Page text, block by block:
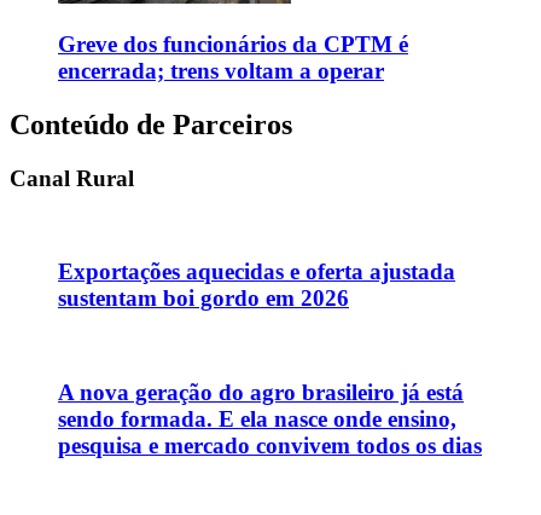
Greve dos funcionários da CPTM é
encerrada; trens voltam a operar
Conteúdo de Parceiros
Canal Rural
Exportações aquecidas e oferta ajustada
sustentam boi gordo em 2026
A nova geração do agro brasileiro já está
sendo formada. E ela nasce onde ensino,
pesquisa e mercado convivem todos os dias